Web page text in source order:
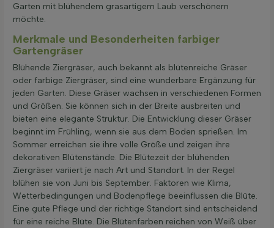
Garten mit blühendem grasartigem Laub verschönern
möchte.
Merkmale und Besonderheiten farbiger
Gartengräser
Blühende Ziergräser, auch bekannt als blütenreiche Gräser
oder farbige Ziergräser, sind eine wunderbare Ergänzung für
jeden Garten. Diese Gräser wachsen in verschiedenen Formen
und Größen. Sie können sich in der Breite ausbreiten und
bieten eine elegante Struktur. Die Entwicklung dieser Gräser
beginnt im Frühling, wenn sie aus dem Boden sprießen. Im
Sommer erreichen sie ihre volle Größe und zeigen ihre
dekorativen Blütenstände. Die Blütezeit der blühenden
Ziergräser variiert je nach Art und Standort. In der Regel
blühen sie von Juni bis September. Faktoren wie Klima,
Wetterbedingungen und Bodenpflege beeinflussen die Blüte.
Eine gute Pflege und der richtige Standort sind entscheidend
für eine reiche Blüte. Die Blütenfarben reichen von Weiß über